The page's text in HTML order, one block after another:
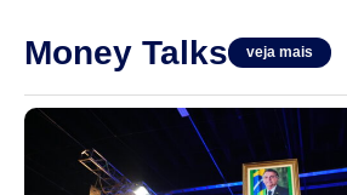
Money Talks veja mais